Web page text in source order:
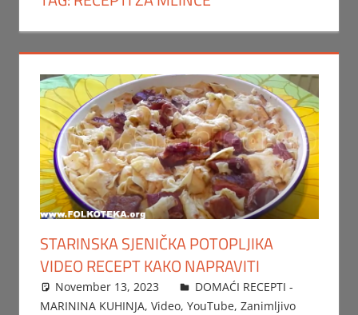
STARINSKA SJENIČKA POTOPLJIKA
VIDEO RECEPT KAKO NAPRAVITI
November 13, 2023 FTorgAdmin
DOMAĆI RECEPTI -
MARININA KUHINJA, Video, YouTube, Zanimljivo